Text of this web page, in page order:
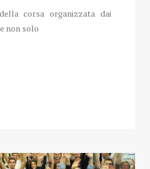
corsa organizzata dai
non solo